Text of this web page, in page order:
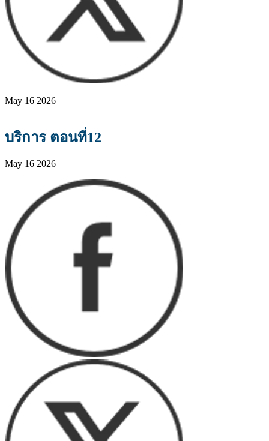
May 16 2026
บริการ ตอนที่12
May 16 2026